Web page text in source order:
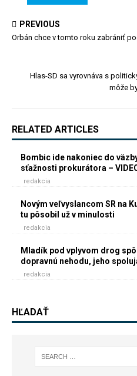
PREVIOUS
Orbán chce v tomto roku zabrániť
Hlas-SD sa vyrovnáva s
môže
RELATED ARTICLES
Bombic ide nakoniec do
sťažnosti prokurátora –
redakcia
Novým veľvyslancom SR na
tu pôsobil už v minulosti
redakcia
Mladík pod vplyvom drog
dopravnú nehodu, jeho
redakcia
HĽADAŤ